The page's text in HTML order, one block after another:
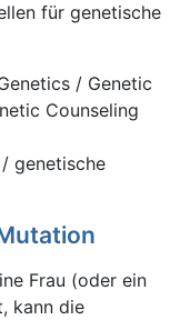
für genetische
/ Genetic
Counseling
genetische
Frau (oder ein
kann die